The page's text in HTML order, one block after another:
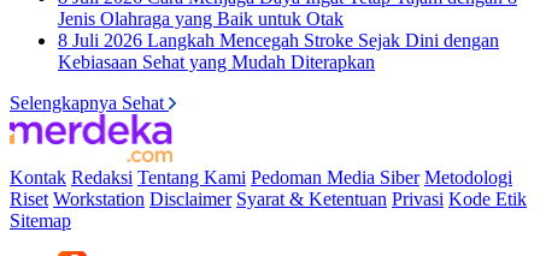
Jenis Olahraga yang Baik untuk Otak
8 Juli 2026 Langkah Mencegah Stroke Sejak Dini dengan
Kebiasaan Sehat yang Mudah Diterapkan
Selengkapnya Sehat
Kontak Redaksi Tentang Kami Pedoman Media Siber Metodologi
Riset Workstation Disclaimer Syarat & Ketentuan Privasi Kode Etik
Sitemap